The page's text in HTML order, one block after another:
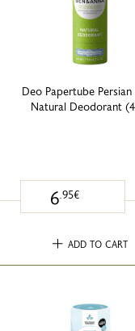
Deo Papertube
Natural Deodorant
6.95€
ADD TO CART